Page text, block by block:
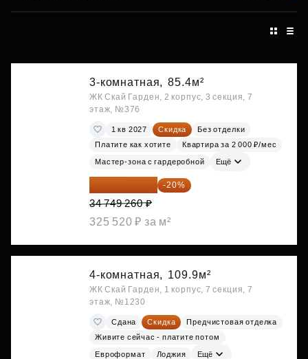
3-комнатная, 85.4м²
ЖК Скай Гарден, 2 корпус, 3 секция, 7
этаж, №376
1 кв 2027 Скидка
Без отделки
Платите как хотите
Квартира за 2 000 ₽/мес
Мастер-зона с гардеробной Ещё
27 799 408 ₽ -20%
34 749 260 ₽
325 520 ₽ за м²
4-комнатная, 109.9м²
ЖК Скай Гарден, 1 корпус, 7 секция, 7
этаж, №1230
Сдана Скидка
Предчистовая отделка
Живите сейчас - платите потом
Евроформат Лоджия Ещё